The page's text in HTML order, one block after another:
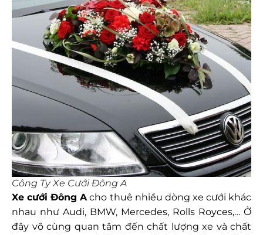
Công Ty Xe Cưới Đông A
Xe cưới Đông Acho thuê nhiều dòng xe cưới khác
nhau như Audi, BMW, Mercedes, Rolls Royces,… Ở
đây vô cùng quan tâm đến chất lượng xe và chất